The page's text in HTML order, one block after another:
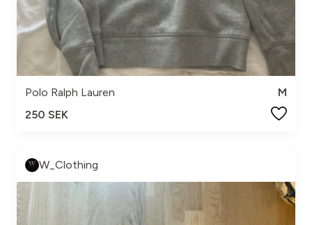
Polo Ralph Lauren
M
250 SEK
W_Clothing